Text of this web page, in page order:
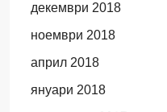
декември 2018
ноември 2018
април 2018
януари 2018